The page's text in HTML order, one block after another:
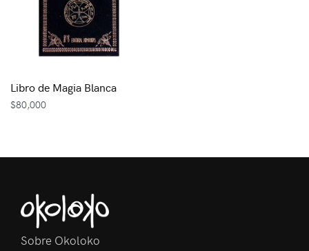
Libro de Magia Blanca
$80,000
Sobre Okoloko